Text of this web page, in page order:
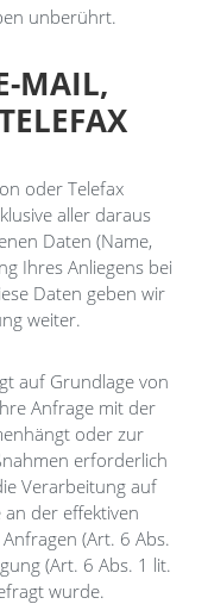
unberührt.
MAIL,
oder Telefax
aller daraus
Daten (Name,
Ihres Anliegens bei
Daten geben wir
weiter.
auf Grundlage von
Anfrage mit der
oder zur
erforderlich
Verarbeitung auf
der effektiven
(Art. 6 Abs.
(Art. 6 Abs. 1 lit.
wurde.